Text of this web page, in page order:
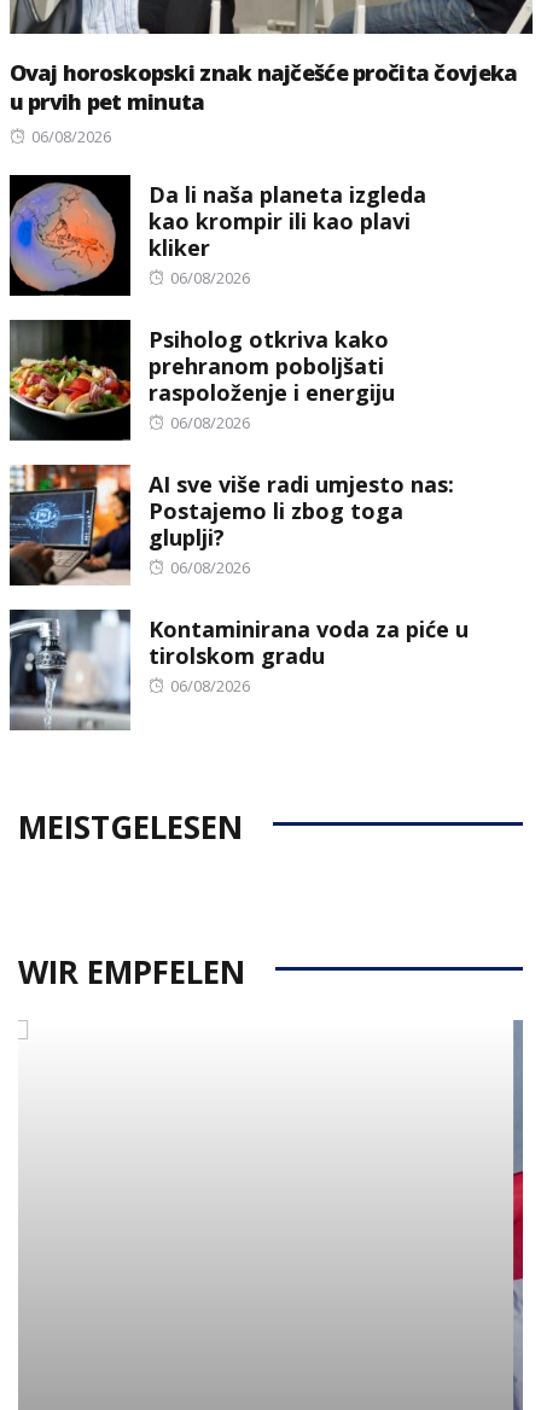
Ovaj horoskopski znak najčešće pročita čovjeka
u prvih pet minuta
Posted
06/08/2026
Da li naša planeta izgleda
kao krompir ili kao plavi
kliker
Posted
06/08/2026
Psiholog otkriva kako
prehranom poboljšati
raspoloženje i energiju
Posted
06/08/2026
AI sve više radi umjesto nas:
Postajemo li zbog toga
gluplji?
Posted
06/08/2026
Kontaminirana voda za piće u
tirolskom gradu
Posted
06/08/2026
MEISTGELESEN
WIR EMPFELEN